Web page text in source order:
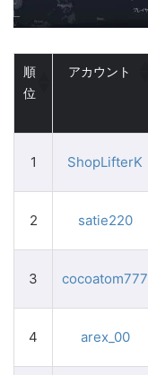
順
位
アカウント
1 ShopLifterK
2 satie220
3 cocoatom777
4 arex_00